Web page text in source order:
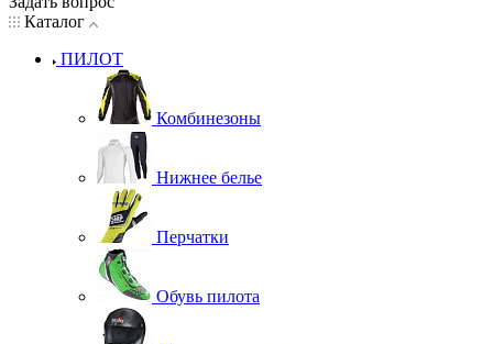
Каталог
ПИЛОТ
Комбинезоны
Нижнее белье
Перчатки
Обувь пилота